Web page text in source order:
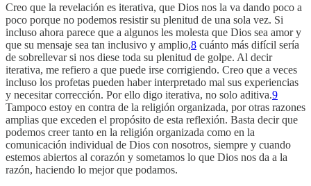
Creo que la revelación es iterativa, que Dios nos la va dando poco a
poco porque no podemos resistir su plenitud de una sola vez. Si
incluso ahora parece que a algunos les molesta que Dios sea amor y
que su mensaje sea tan inclusivo y amplio,8 cuánto más difícil sería
de sobrellevar si nos diese toda su plenitud de golpe. Al decir
iterativa, me refiero a que puede irse corrigiendo. Creo que a veces
incluso los profetas pueden haber interpretado mal sus experiencias
y necesitar corrección. Por ello digo iterativa, no solo aditiva.9
Tampoco estoy en contra de la religión organizada, por otras razones
amplias que exceden el propósito de esta reflexión. Basta decir que
podemos creer tanto en la religión organizada como en la
comunicación individual de Dios con nosotros, siempre y cuando
estemos abiertos al corazón y sometamos lo que Dios nos da a la
razón, haciendo lo mejor que podamos.